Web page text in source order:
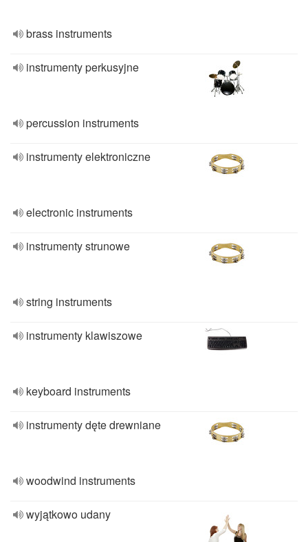
brass instruments
instrumenty perkusyjne
percussion instruments
instrumenty elektroniczne
electronic instruments
instrumenty strunowe
string instruments
instrumenty klawiszowe
keyboard instruments
instrumenty dęte drewniane
woodwind instruments
wyjątkowo udany